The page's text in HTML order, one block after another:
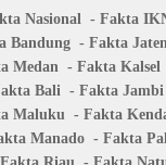
Nasional Fakta
Bandung Fakta
Medan Fakta Kalsel
Bali Fakta Jambi
Maluku Fakta
Manado Fakta